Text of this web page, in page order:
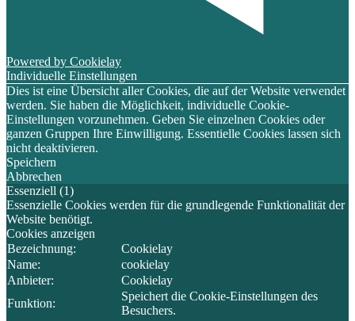
Powered by Cookielay
Individuelle Einstellungen
Dies ist eine Übersicht aller Cookies, die auf der Website verwendet
werden. Sie haben die Möglichkeit, individuelle Cookie-
Einstellungen vorzunehmen. Geben Sie einzelnen Cookies oder
ganzen Gruppen Ihre Einwilligung. Essentielle Cookies lassen sich
nicht deaktivieren.
Speichern
Abbrechen
Essenziell (1)
Essenzielle Cookies werden für die grundlegende Funktionalität der
Website benötigt.
Cookies anzeigen
Bezeichnung:
Cookielay
Name:
cookielay
Anbieter:
Cookielay
Funktion:
Speichert die Cookie-Einstellungen des
Besuchers.